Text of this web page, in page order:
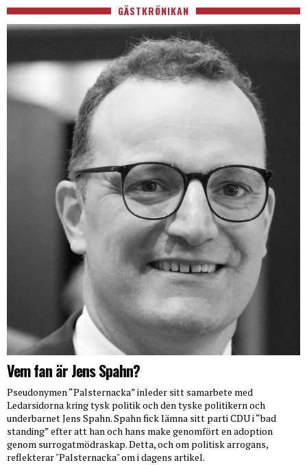
GÄSTKRÖNIKAN
Vem fan är Jens Spahn?
Pseudonymen “Palsternacka” inleder sitt samarbete med
Ledarsidorna kring tysk politik och den tyske politikern och
underbarnet Jens Spahn. Spahn fick lämna sitt parti CDU i “bad
standing” efter att han och hans make genomfört en adoption
genom surrogatmödraskap. Detta, och om politisk arrogans,
reflekterar "Palsternacka" om i dagens artikel.